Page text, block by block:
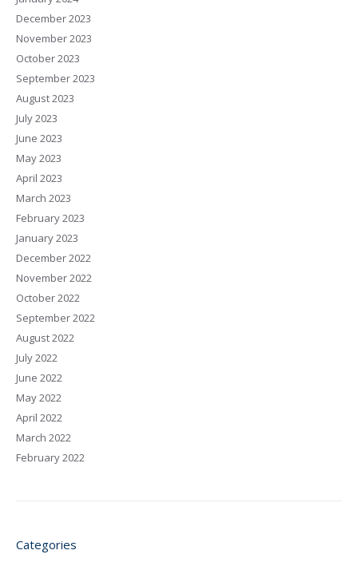
December 2023
November 2023
October 2023
September 2023
August 2023
July 2023
June 2023
May 2023
April 2023
March 2023
February 2023
January 2023
December 2022
November 2022
October 2022
September 2022
August 2022
July 2022
June 2022
May 2022
April 2022
March 2022
February 2022
Categories